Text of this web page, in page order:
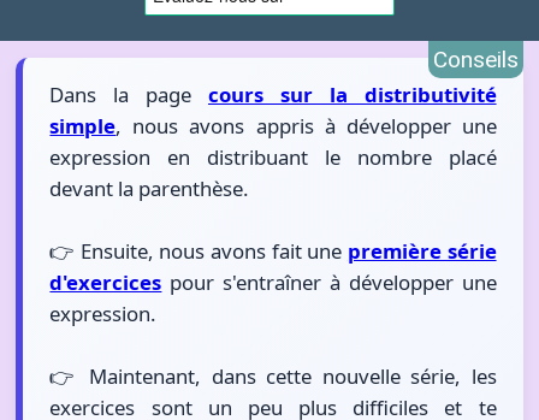
Conseils
Dans la page cours sur la distributivité
simple, nous avons appris à développer une
expression en distribuant le nombre placé
devant la parenthèse.
👉 Ensuite, nous avons fait une première série
d'exercices pour s'entraîner à développer une
expression.
👉 Maintenant, dans cette nouvelle série, les
exercices sont un peu plus difficiles et te